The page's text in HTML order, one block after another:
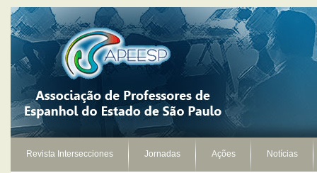
Revista Intersecciones Jornadas Ações Notícias